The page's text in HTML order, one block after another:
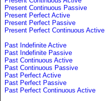
Present Continuous Passive
Present Perfect Active
Present Perfect Passive
Present Perfect Continuous Active
Past Indefinite Active
Past Indefinite Passive
Past Continuous Active
Past Continuous Passive
Past Perfect Active
Past Perfect Passive
Past Perfect Continuous Active